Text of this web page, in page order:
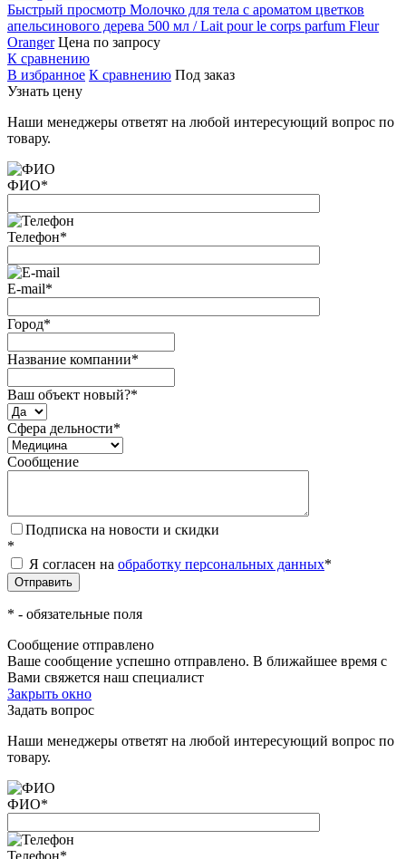
Быстрый просмотр Молочко для тела с ароматом цветков
апельсинового дерева 500 мл / Lait pour le corps parfum Fleur
Oranger Цена по запросу
К сравнению
В избранное К сравнению Под заказ
Узнать цену
Наши менеджеры ответят на любой интересующий вопрос по
товару.
ФИО*
Телефон*
E-mail*
Город*
Название компании*
Ваш объект новый?*
Сфера дельности*
Сообщение
Подписка на новости и скидки
*
Я согласен на обработку персональных данных*
* - обязательные поля
Сообщение отправлено
Ваше сообщение успешно отправлено. В ближайшее время с
Вами свяжется наш специалист
Закрыть окно
Задать вопрос
Наши менеджеры ответят на любой интересующий вопрос по
товару.
ФИО*
Телефон*